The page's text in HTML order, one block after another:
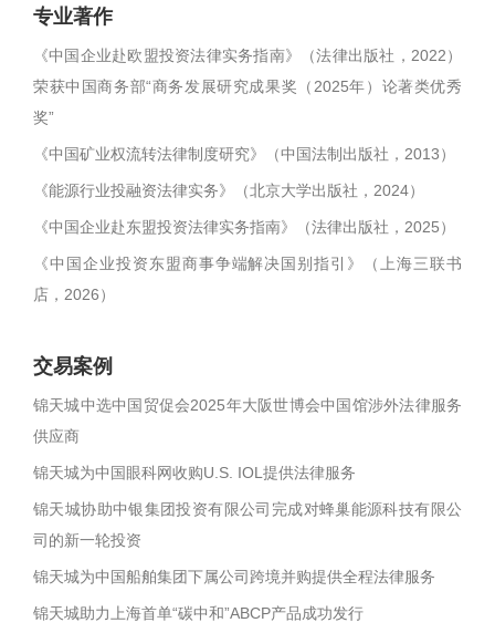
专业著作
《中国企业赴欧盟投资法律实务指南》（法律出版社，2022）
荣获中国商务部“商务发展研究成果奖（2025年）论著类优秀
奖”
《中国矿业权流转法律制度研究》（中国法制出版社，2013）
《能源行业投融资法律实务》（北京大学出版社，2024）
《中国企业赴东盟投资法律实务指南》（法律出版社，2025）
《中国企业投资东盟商事争端解决国别指引》（上海三联书
店，2026）
交易案例
锦天城中选中国贸促会2025年大阪世博会中国馆涉外法律服务
供应商
锦天城为中国眼科网收购U.S. IOL提供法律服务
锦天城协助中银集团投资有限公司完成对蜂巢能源科技有限公
司的新一轮投资
锦天城为中国船舶集团下属公司跨境并购提供全程法律服务
锦天城助力上海首单“碳中和”ABCP产品成功发行